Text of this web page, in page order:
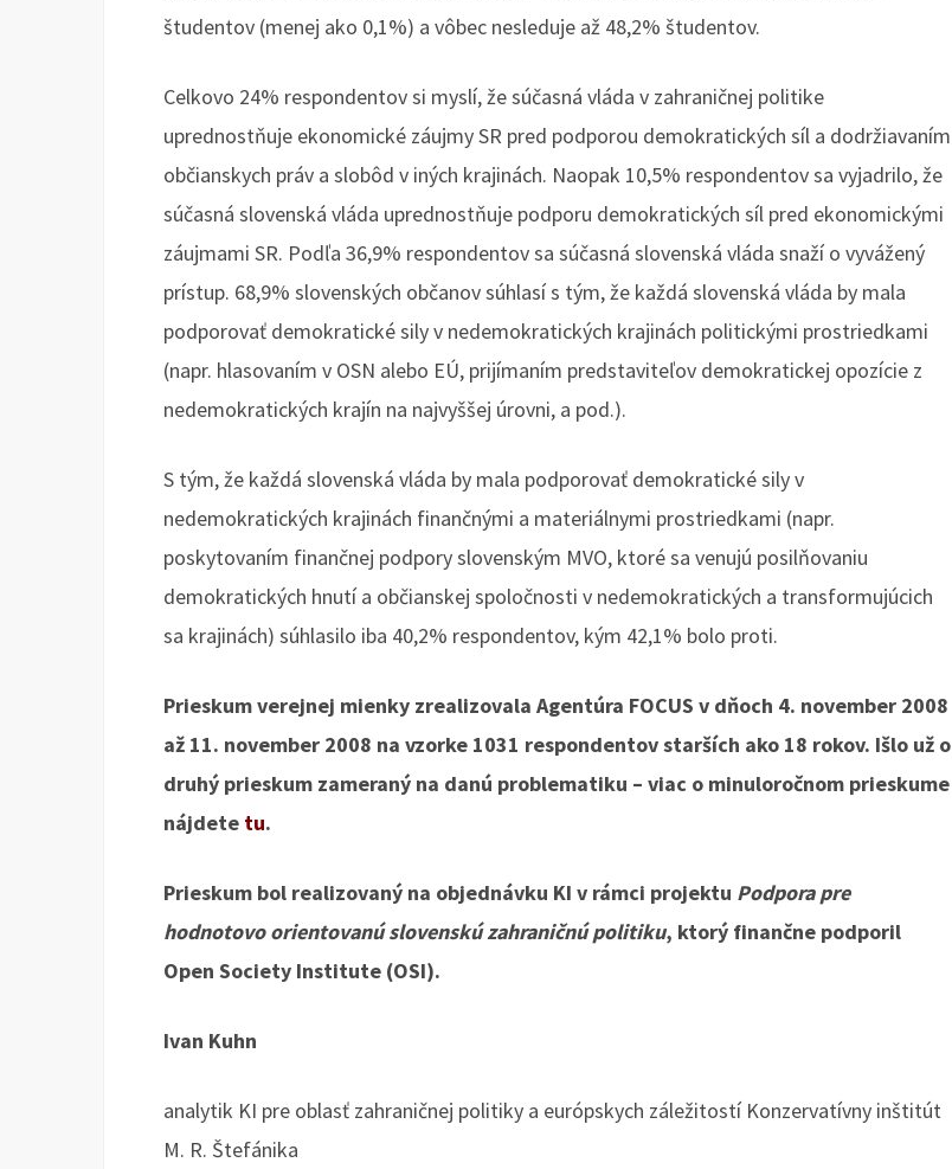
študentov (menej ako 0,1%) a vôbec nesleduje až 48,2% študentov.
Celkovo 24% respondentov si myslí, že súčasná vláda v zahraničnej politike
uprednostňuje ekonomické záujmy SR pred podporou demokratických síl a dodržiavaním
občianskych práv a slobôd v iných krajinách. Naopak 10,5% respondentov sa vyjadrilo, že
súčasná slovenská vláda uprednostňuje podporu demokratických síl pred ekonomickými
záujmami SR. Podľa 36,9% respondentov sa súčasná slovenská vláda snaží o vyvážený
prístup. 68,9% slovenských občanov súhlasí s tým, že každá slovenská vláda by mala
podporovať demokratické sily v nedemokratických krajinách politickými prostriedkami
(napr. hlasovaním v OSN alebo EÚ, prijímaním predstaviteľov demokratickej opozície z
nedemokratických krajín na najvyššej úrovni, a pod.).
S tým, že každá slovenská vláda by mala podporovať demokratické sily v
nedemokratických krajinách finančnými a materiálnymi prostriedkami (napr.
poskytovaním finančnej podpory slovenským MVO, ktoré sa venujú posilňovaniu
demokratických hnutí a občianskej spoločnosti v nedemokratických a transformujúcich
sa krajinách) súhlasilo iba 40,2% respondentov, kým 42,1% bolo proti.
Prieskum verejnej mienky zrealizovala Agentúra FOCUS v dňoch 4. november 2008
až 11. november 2008 na vzorke 1031 respondentov starších ako 18 rokov. Išlo už o
druhý prieskum zameraný na danú problematiku – viac o minuloročnom prieskume
nájdete tu.
Prieskum bol realizovaný na objednávku KI v rámci projektu Podpora pre
hodnotovo orientovanú slovenskú zahraničnú politiku, ktorý finančne podporil
Open Society Institute (OSI).
Ivan Kuhn
analytik KI pre oblasť zahraničnej politiky a európskych záležitostí Konzervatívny inštitút
M. R. Štefánika